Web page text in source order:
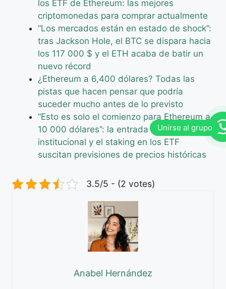
los ETF de Ethereum: las mejores
criptomonedas para comprar actualmente
“Los mercados están en estado de shock”:
tras Jackson Hole, el BTC se dispara hacia
los 117 000 $ y el ETH acaba de batir un
nuevo récord
¿Ethereum a 6,400 dólares? Todas las
pistas que hacen pensar que podría
suceder mucho antes de lo previsto
“Esto es solo el comienzo para Ethereum a
10 000 dólares”: la entrada en la fase
institucional y el staking en los ETF
suscitan previsiones de precios históricas
3.5/5 - (2 votes)
Anabel Hernández